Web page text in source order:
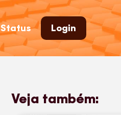
Status Login
Veja também: